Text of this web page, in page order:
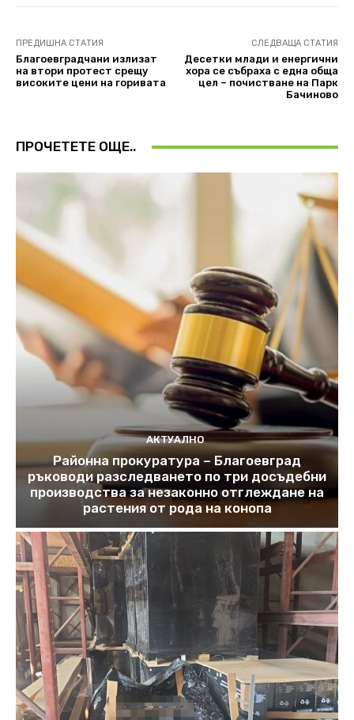
ПРЕДИШНА СТАТИЯ
Благоевградчани излизат
на втори протест срещу
високите цени на горивата
СЛЕДВАЩА СТАТИЯ
Десетки млади и енергични
хора се събраха с една обща
цел – почистване на Парк
Бачиново
ПРОЧЕТЕТЕ ОЩЕ..
АКТУАЛНО
Районна прокуратура – Благоевград
ръководи разследването по три досъдебни
производства за незаконно отглеждане на
растения от рода на конопа